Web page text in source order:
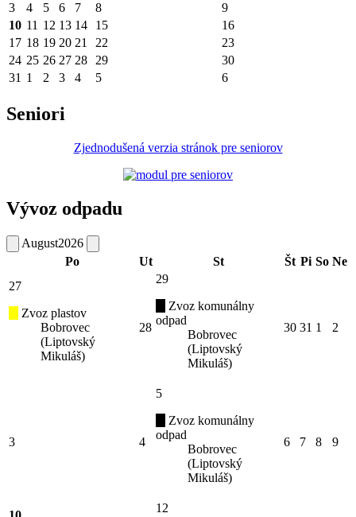
3
4 5 6 7 8
9
10 11 12 13 14 15
16
17 18 19 20 21 22
23
24 25 26 27 28 29
30
31 1 2 3 4 5 6
Seniori
Zjednodušená verzia stránok pre seniorov
Vývoz odpadu
August2026
Po
Ut St Št Pi So Ne
27
Zvoz plastov
Bobrovec
(Liptovský
Mikuláš)
28
29
Zvoz komunálny
odpad
Bobrovec
(Liptovský
Mikuláš)
30 31 1 2
3 4
5
Zvoz komunálny
odpad
Bobrovec
(Liptovský
Mikuláš)
6 7 8 9
12